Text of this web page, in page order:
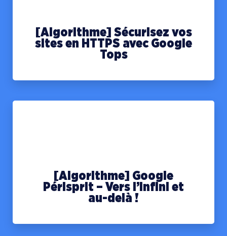
[Algorithme] Sécurisez vos
sites en HTTPS avec Google
Tops
[Algorithme] Google
Périsprit – Vers l’infini et
au-delà !